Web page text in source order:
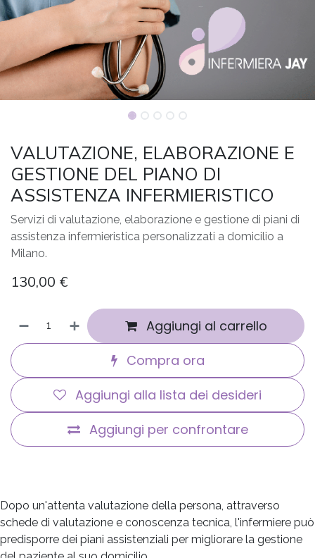
VALUTAZIONE, ELABORAZIONE E
GESTIONE DEL PIANO DI
ASSISTENZA INFERMIERISTICO
Servizi di valutazione, elaborazione e gestione di piani di
assistenza infermieristica personalizzati a domicilio a
Milano.
130,00 €
Aggiungi al carrello
Compra ora
Aggiungi per confrontare
Aggiungi alla lista dei desideri
Dopo un'attenta valutazione della persona, attraverso
schede di valutazione e conoscenza tecnica, l'infermiere può
predisporre dei piani assistenziali per migliorare la gestione